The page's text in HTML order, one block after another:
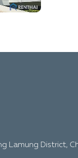
Lamung District,